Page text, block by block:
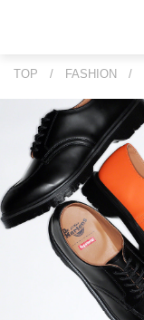
TOP / FASHION /